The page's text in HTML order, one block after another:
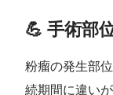
💪 手術部
粉瘤の発生部
続期間に違い